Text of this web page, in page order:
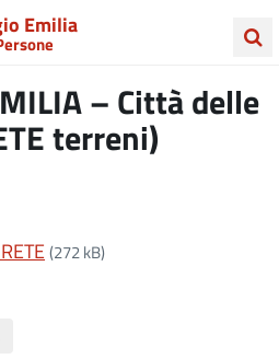
Emilia
– Città delle
terreni)
(272 kB)